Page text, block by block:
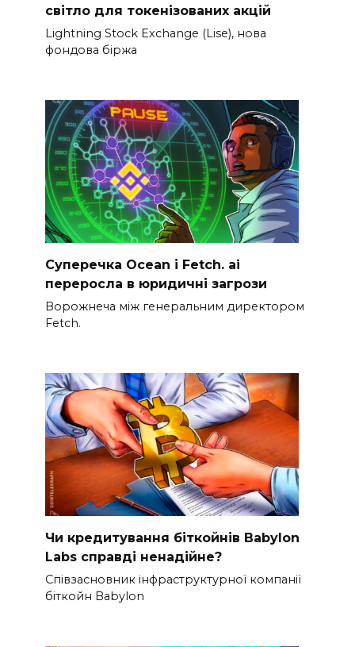
світло для токенізованих акцій
Lightning Stock Exchange (Lise), нова
фондова біржа
Суперечка Ocean і Fetch. ai
переросла в юридичні загрози
Ворожнеча між генеральним директором
Fetch.
Чи кредитування біткойнів Babylon
Labs справді ненадійне?
Співзасновник інфраструктурної компанії
біткойн Babylon